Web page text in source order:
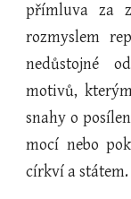
přímluva za
rozmyslem
nedůstojné
motivů,
snahy o
mocí nebo
církví a státem.